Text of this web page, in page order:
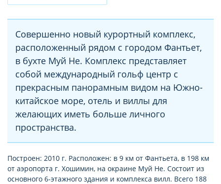
Совершенно новый курортный комплекс,
расположенный рядом с городом Фантьет,
в бухте Муй Не. Комплекс представляет
собой международный гольф центр с
прекрасным панорамным видом на Южно-
китайское море, отель и виллы для
желающих иметь больше личного
пространства.
Построен: 2010 г. Расположен: в 9 км от Фантьета, в 198 км
от аэропорта г. Хошимин, на окраине Муй Не. Состоит из
основного 6-этажного здания и комплекса вилл. Всего 188